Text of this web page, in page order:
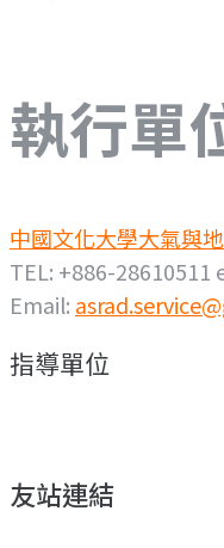
執行單
中國文化大學大氣與
TEL: +886-28610511
Email:
指導單位
友站連結